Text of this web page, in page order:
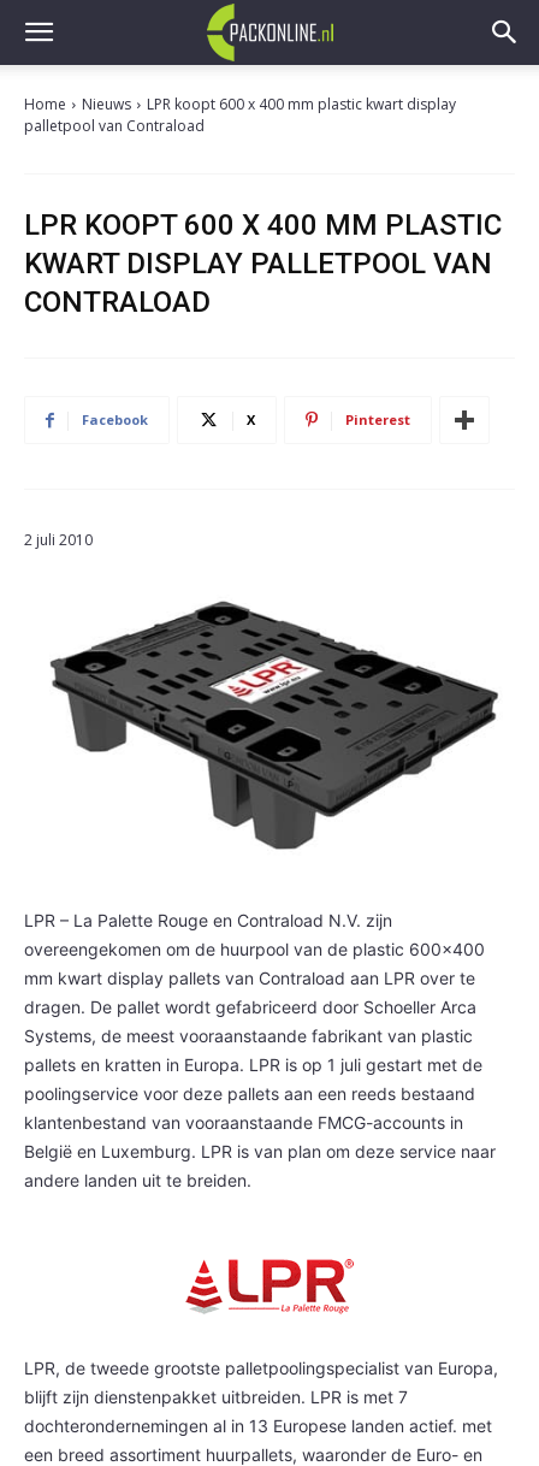
Home Nieuws
LPR koopt 600 x 400 mm plastic kwart display
palletpool van Contraload
LPR KOOPT 600 X 400 MM PLASTIC
KWART DISPLAY PALLETPOOL VAN
CONTRALOAD
Facebook X Pinterest
2 juli 2010
LPR – La Palette Rouge en Contraload N.V. zijn
overeengekomen om de huurpool van de plastic 600×400
mm kwart display pallets van Contraload aan LPR over te
dragen. De pallet wordt gefabriceerd door Schoeller Arca
Systems, de meest vooraanstaande fabrikant van plastic
pallets en kratten in Europa. LPR is op 1 juli gestart met de
poolingservice voor deze pallets aan een reeds bestaand
klantenbestand van vooraanstaande FMCG-accounts in
België en Luxemburg. LPR is van plan om deze service naar
andere landen uit te breiden.
LPR, de tweede grootste palletpoolingspecialist van Europa,
blijft zijn dienstenpakket uitbreiden. LPR is met 7
dochterondernemingen al in 13 Europese landen actief. met
een breed assortiment huurpallets, waaronder de Euro- en